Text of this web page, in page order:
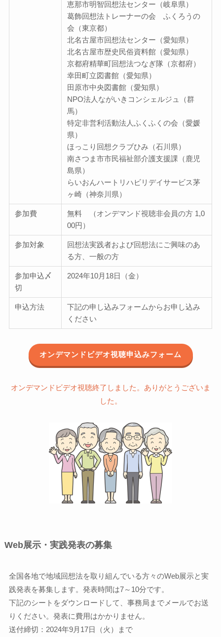
恵那市明智回想法センター（岐阜県）
葛飾回想法トレーナーの会 ふくろうの
会（東京都）
北名古屋市回想法センター（愛知県）
北名古屋市歴史民俗資料館（愛知県）
京都府精華町回想法つなぎ隊（京都府）
幸田町立図書館（愛知県）
田原市中央図書館（愛知県）
NPO法人ながいきコンシェルジュ（群
馬）
特定非営利活動法人ふくふくの会（愛媛
県）
ほっこり回想クラブひみ（石川県）
南さつま市市民福祉部介護支援課（鹿児
島県）
らいおんハートリハビリデイサービス茅
ヶ崎（神奈川県）
参加費
無料 （オンデマンド視聴非会員の方 1,0
00円）
参加対象
回想法実践者および回想法にご興味のあ
る方、一般の方
参加申込〆
切
2024年10月18日（金）
申込方法
下記の申し込みフォームからお申し込み
ください
オンデマンドビデオ視聴申込みフォーム
オンデマンドビデオ視聴終了しました。ありがとうございま
した。
Web展示・実践発表の募集
全国各地で地域回想法を取り組んでいる方々のWeb展示と実
践発表を募集します。発表時間は7～10分です。
下記のシートをダウンロードして、事務局までメールでお送
りください。発表に費用はかかりません。
送付締切：2024年9月17日（火）まで